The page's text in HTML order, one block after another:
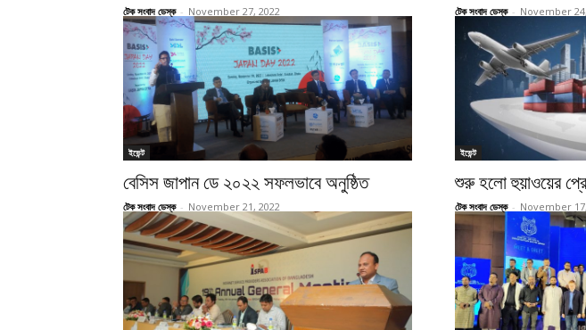
টেক সংবাদ ডেস্ক - November 27, 2022 টেক সংবাদ ডেস্ক - November
ইভেন্ট
বেসিস জাপান ডে ২০২২ সফলভাবে অনুষ্ঠিত
টেক সংবাদ ডেস্ক - November 21, 2022
ইভেন্ট
শুরু হলো হুয়াওয়ের
টেক সংবাদ ডেস্ক - November